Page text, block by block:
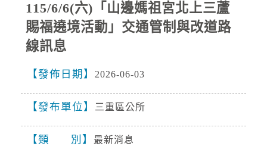
2026-08-10, 09:19│台灣自來水公司
新北市萬里區大鵬里頂社85-1號前破管搶修
停水
配合馬崗街管線汰換辦理停水
115/6/6(六)「山邊媽祖宮北上三蘆
賜福遶境活動」交通管制與改道路
線訊息
發佈日期 2026-06-03
發布單位 三重區公所
類 別 最新消息